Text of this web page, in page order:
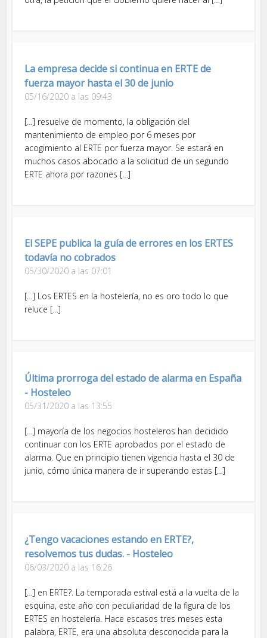
La empresa decide si continua en ERTE de
fuerza mayor hasta el 30 de junio
05/16/2020 a las 09:43
[…] resuelve de momento, la obligación del
mantenimiento de empleo por 6 meses por
acogimiento al ERTE por fuerza mayor. Se estará en
muchos casos abocado a la solicitud de un segundo
ERTE ahora por razones […]
El SEPE publica la guía de errores en los ERTES
todavía no cobrados
05/30/2020 a las 07:01
[…] Los ERTES en la hostelería, no es oro todo lo que
reluce […]
Última prorroga del estado de alarma en España
- Hosteleo
05/31/2020 a las 13:55
[…] mayoría de los negocios hosteleros han decidido
continuar con los ERTE aprobados por el estado de
alarma. Que en principio tienen vigencia hasta el 30 de
junio, cómo única manera de ir superando estas […]
¿Tengo vacaciones estando en ERTE?,
resolvemos tus dudas. - Hosteleo
06/03/2020 a las 16:26
[…] en ERTE?. La temporada estival está a la vuelta de la
esquina, este año con peculiaridad de la figura de los
ERTES en hostelería. Hace escasos tres meses esta
palabra, ERTE, era una absoluta desconocida para la